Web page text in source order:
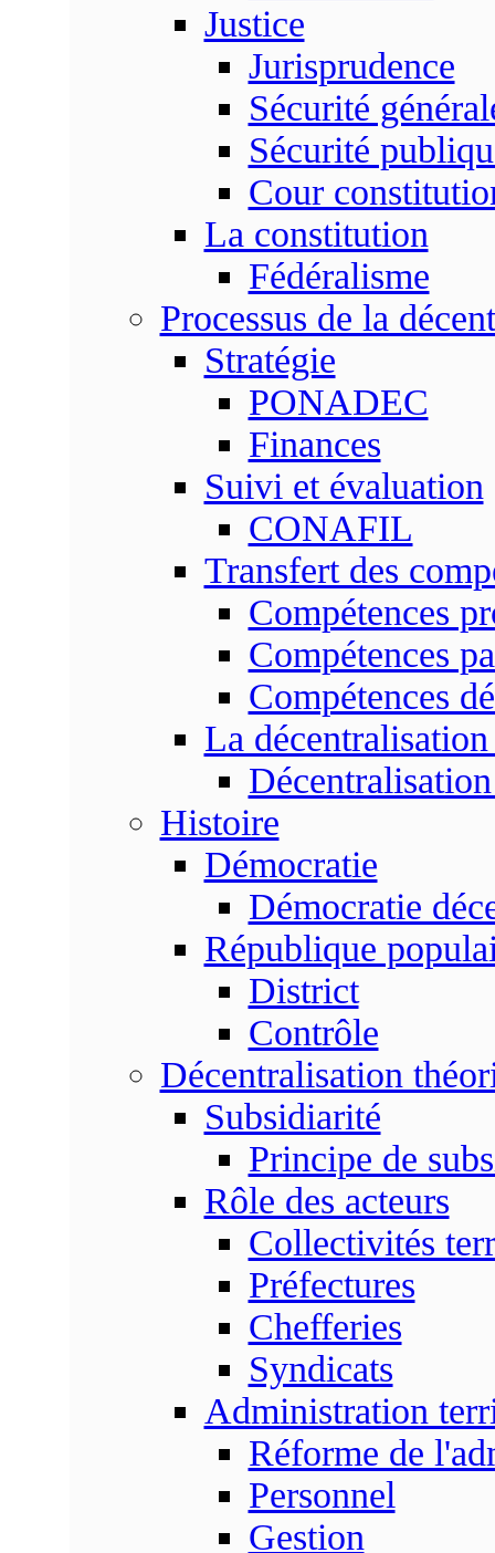
Justice
Jurisprudence
Sécurité
Sécurité
Cour
La constitution
Fédéralisme
Processus de la
Stratégie
PONADEC
Finances
Suivi et évaluation
CONAFIL
Transfert des
Compétences
Compétences
Compétences
La
Histoire
Démocratie
Démocratie
République
District
Contrôle
Décentralisation
Subsidiarité
Principe de
Rôle des acteurs
Collectivités
Préfectures
Chefferies
Syndicats
Administration
Réforme de
Personnel
Gestion